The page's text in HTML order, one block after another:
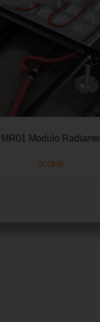
MR01 Modulo Radiante
SCOPRI